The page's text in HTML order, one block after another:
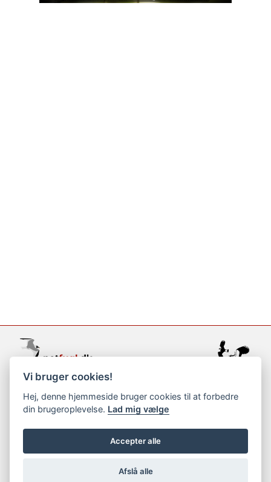
support@netfugl.dk
copyright © 2002-2023
Vi bruger cookies!
Hej, denne hjemmeside bruger cookies til at forbedre
din brugeroplevelse. Lad mig vælge
Accepter alle
Afslå alle